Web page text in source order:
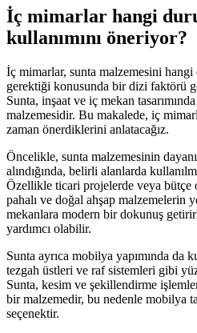
İç mimarlar hangi
kullanımını öneriyor?
İç mimarlar, sunta malzemesini
gerektiği konusunda bir dizi faktörü
Sunta, inşaat ve iç mekan
malzemesidir. Bu makalede, iç
zaman önerdiklerini anlatacağız.
Öncelikle, sunta malzemesinin
alındığında, belirli alanlarda
Özellikle ticari projelerde veya bütçe
pahalı ve doğal ahşap malzemelerin
mekanlara modern bir dokunuş
yardımcı olabilir.
Sunta ayrıca mobilya yapımında da
tezgah üstleri ve raf sistemleri gibi
Sunta, kesim ve şekillendirme
bir malzemedir, bu nedenle mobilya
seçenektir.